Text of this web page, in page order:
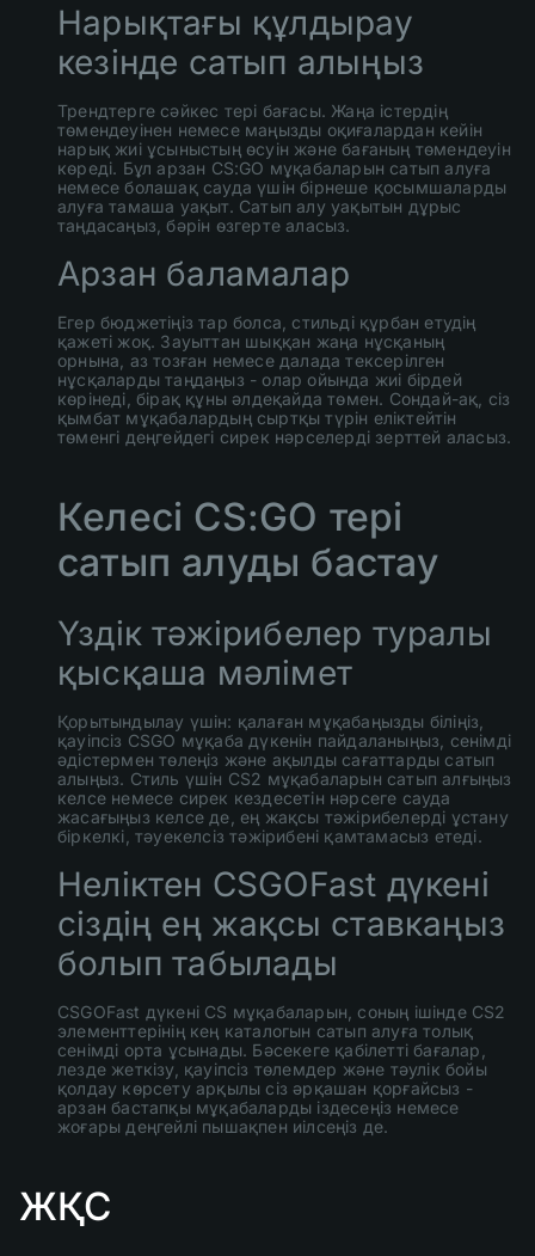
Нарықтағы құлдырау
кезінде сатып алыңыз
Трендтерге сәйкес тері бағасы. Жаңа істердің
төмендеуінен немесе маңызды оқиғалардан кейін
нарық жиі ұсыныстың өсуін және бағаның төмендеуін
көреді. Бұл арзан CS:GO мұқабаларын сатып алуға
немесе болашақ сауда үшін бірнеше қосымшаларды
алуға тамаша уақыт. Сатып алу уақытын дұрыс
таңдасаңыз, бәрін өзгерте аласыз.
Арзан баламалар
Егер бюджетіңіз тар болса, стильді құрбан етудің
қажеті жоқ. Зауыттан шыққан жаңа нұсқаның
орнына, аз тозған немесе далада тексерілген
нұсқаларды таңдаңыз - олар ойында жиі бірдей
көрінеді, бірақ құны әлдеқайда төмен. Сондай-ақ, сіз
қымбат мұқабалардың сыртқы түрін еліктейтін
төменгі деңгейдегі сирек нәрселерді зерттей аласыз.
Келесі CS:GO тері
сатып алуды бастау
Үздік тәжірибелер туралы
қысқаша мәлімет
Қорытындылау үшін: қалаған мұқабаңызды біліңіз,
қауіпсіз CSGO мұқаба дүкенін пайдаланыңыз, сенімді
әдістермен төлеңіз және ақылды сағаттарды сатып
алыңыз. Стиль үшін CS2 мұқабаларын сатып алғыңыз
келсе немесе сирек кездесетін нәрсеге сауда
жасағыңыз келсе де, ең жақсы тәжірибелерді ұстану
біркелкі, тәуекелсіз тәжірибені қамтамасыз етеді.
Неліктен CSGOFast дүкені
сіздің ең жақсы ставкаңыз
болып табылады
CSGOFast дүкені CS мұқабаларын, соның ішінде CS2
элементтерінің кең каталогын сатып алуға толық
сенімді орта ұсынады. Бәсекеге қабілетті бағалар,
лезде жеткізу, қауіпсіз төлемдер және тәулік бойы
қолдау көрсету арқылы сіз әрқашан қорғайсыз -
арзан бастапқы мұқабаларды іздесеңіз немесе
жоғары деңгейлі пышақпен иілсеңіз де.
ЖҚС